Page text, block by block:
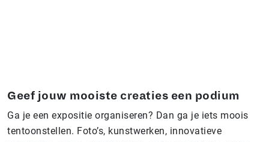
Geef jouw mooiste creaties een podium
Ga je een expositie organiseren? Dan ga je iets moois
tentoonstellen. Foto’s, kunstwerken, innovatieve